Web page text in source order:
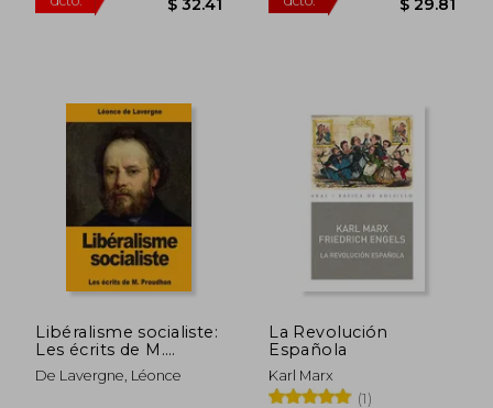
40%
dcto.
45%
dcto.
Libéralisme socialiste:
Les écrits de M.
Proudhon (en
Francés)
De Lavergne, Léonce
La Revolución
Española
Karl Marx
(1)